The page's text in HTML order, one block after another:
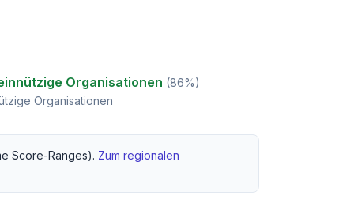
Organisationen (86%)
Organisationen
Score-Ranges). Zum regionalen